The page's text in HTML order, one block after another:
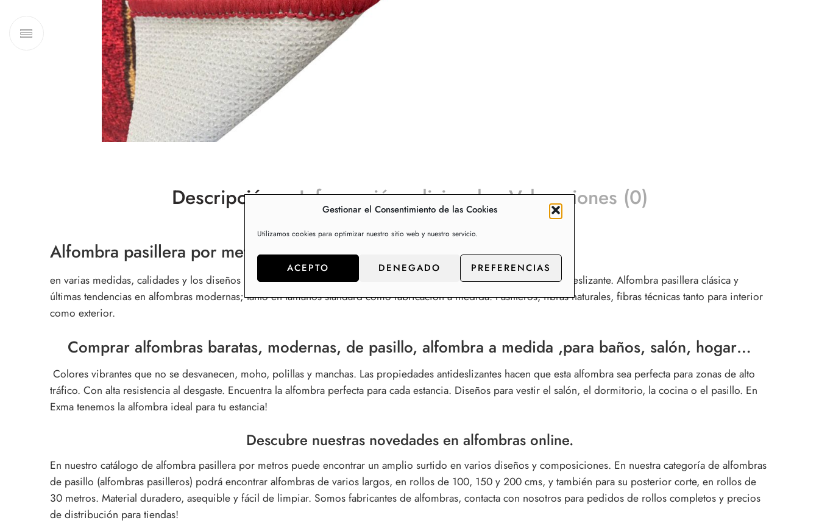
Gestionar el Consentimiento de las Cookies
Utilizamos cookies para optimizar nuestro sitio web y nuestro servicio.
ACEPTO DENEGADO PREFERENCIAS
Descripción Información adicional Valoraciones (0)
Alfombra pasillera por metros.
en varias medidas, calidades y los diseños más comerciales. Fabricada con fibras sintéticas y backing de goma antideslizante. Alfombra pasillera clásica y
últimas tendencias en alfombras modernas; tanto en tamaños standard como fabricación a medida. Pasilleros, fibras naturales, fibras técnicas tanto para interior
como exterior.
Comprar alfombras baratas, modernas, de pasillo, alfombra a medida ,para baños, salón, hogar…
Colores vibrantes que no se desvanecen, moho, polillas y manchas. Las propiedades antideslizantes hacen que esta alfombra sea perfecta para zonas de alto
tráfico. Con alta resistencia al desgaste. Encuentra la alfombra perfecta para cada estancia. Diseños para vestir el salón, el dormitorio, la cocina o el pasillo. En
Exma tenemos la alfombra ideal para tu estancia!
Descubre nuestras novedades en alfombras online.
En nuestro catálogo de alfombra pasillera por metros puede encontrar un amplio surtido en varios diseños y composiciones. En nuestra categoría de alfombras
de pasillo (alfombras pasilleros) podrá encontrar alfombras de varios largos, en rollos de 100, 150 y 200 cms, y también para su posterior corte, en rollos de
30 metros. Material duradero, asequible y fácil de limpiar. Somos fabricantes de alfombras, contacta con nosotros para pedidos de rollos completos y precios
de distribución para tiendas!